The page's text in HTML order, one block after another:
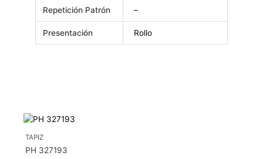
Repetición Patrón –
Presentación Rollo
TAPIZ
PH 327193